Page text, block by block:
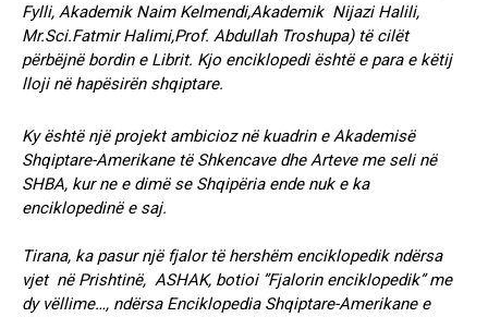
Fylli, Akademik Naim Kelmendi,Akademik Nijazi Halili,
Mr.Sci.Fatmir Halimi,Prof. Abdullah Troshupa) të cilët
përbëjnë bordin e Librit. Kjo enciklopedi është e para e këtij
lloji në hapësirën shqiptare.
Ky është një projekt ambicioz në kuadrin e Akademisë
Shqiptare-Amerikane të Shkencave dhe Arteve me seli në
SHBA, kur ne e dimë se Shqipëria ende nuk e ka
enciklopedinë e saj.
Tirana, ka pasur një fjalor të hershëm enciklopedik ndërsa
vjet në Prishtinë, ASHAK, botioi ”Fjalorin enciklopedik” me
dy vëllime…, ndërsa Enciklopedia Shqiptare-Amerikane e